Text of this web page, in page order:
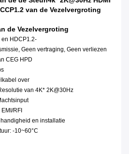
van de Vezelvergroting
de Vezelvergroting
en HDCP1.2-
Geen vertraging, Geen verliezen
CEG HPD
over
van 4K* 2K@30Hz
RFI
en installatie
-10~60°C